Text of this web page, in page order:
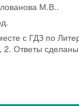
М.В..
с ГДЗ по
Ответы сделаны